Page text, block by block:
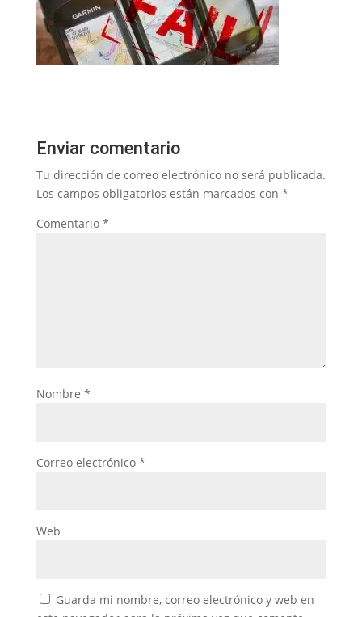
Enviar comentario
Tu dirección de correo electrónico no será publicada.
Los campos obligatorios están marcados con *
Comentario *
Nombre *
Correo electrónico *
Web
Guarda mi nombre, correo electrónico y web en